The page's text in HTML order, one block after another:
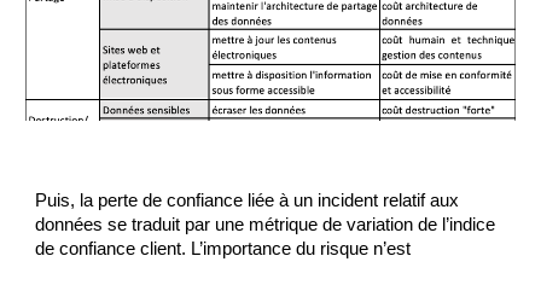
Puis, la perte de confiance liée à un incident relatif aux
données se traduit par une métrique de variation de l’indice
de confiance client. L’importance du risque n’est